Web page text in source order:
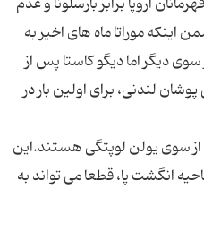
اینکه موراتا ماه های اخیر به
گلزنی نکرده است؛ در سوی دیگر اما دیگو کاستا پس از
لندنی، برای اولین بار در
از سوی یولن لوپتگی هستند.این
انگشت پا، قطعا می تواند به